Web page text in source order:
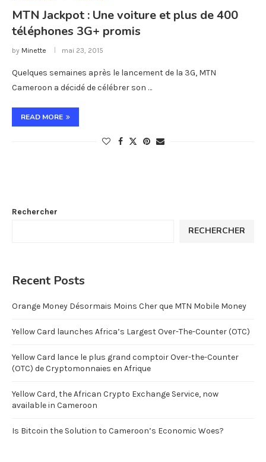
MTN Jackpot : Une voiture et plus de 400
téléphones 3G+ promis
by Minette mai 23, 2015
Quelques semaines après le lancement de la 3G, MTN
Cameroon a décidé de célébrer son …
READ MORE
Rechercher
RECHERCHER
Recent Posts
Orange Money Désormais Moins Cher que MTN Mobile Money
Yellow Card launches Africa’s Largest Over-The-Counter (OTC)
Yellow Card lance le plus grand comptoir Over-the-Counter
(OTC) de Cryptomonnaies en Afrique
Yellow Card, the African Crypto Exchange Service, now
available in Cameroon
Is Bitcoin the Solution to Cameroon’s Economic Woes?